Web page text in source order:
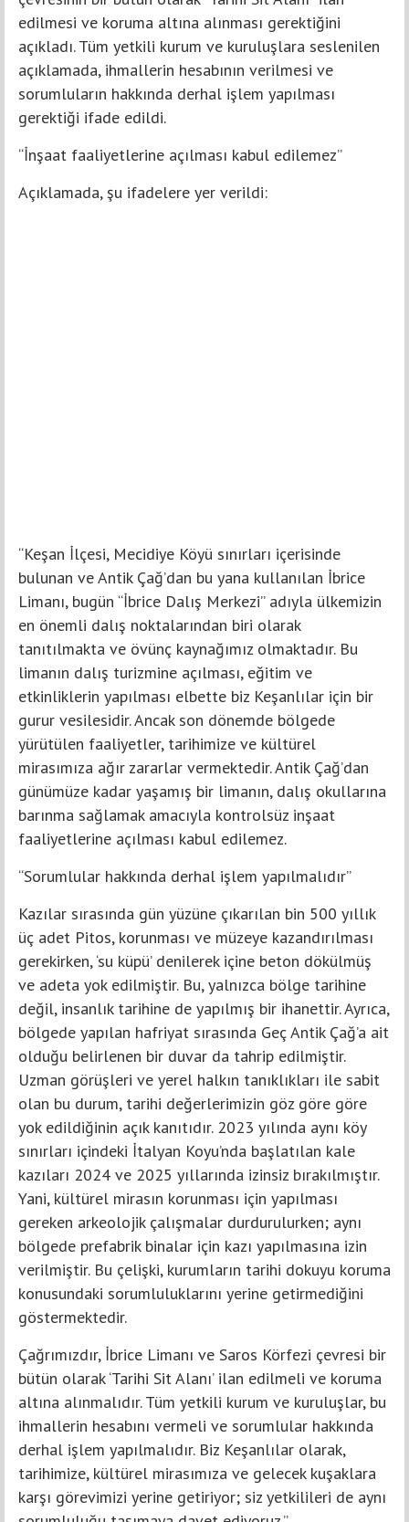
edilmesi ve koruma altına alınması gerektiğini
açıkladı. Tüm yetkili kurum ve kuruluşlara seslenilen
açıklamada, ihmallerin hesabının verilmesi ve
sorumluların hakkında derhal işlem yapılması
gerektiği ifade edildi.
“İnşaat faaliyetlerine açılması kabul edilemez”
Açıklamada, şu ifadelere yer verildi:
“Keşan İlçesi, Mecidiye Köyü sınırları içerisinde
bulunan ve Antik Çağ’dan bu yana kullanılan İbrice
Limanı, bugün “İbrice Dalış Merkezi” adıyla ülkemizin
en önemli dalış noktalarından biri olarak
tanıtılmakta ve övünç kaynağımız olmaktadır. Bu
limanın dalış turizmine açılması, eğitim ve
etkinliklerin yapılması elbette biz Keşanlılar için bir
gurur vesilesidir. Ancak son dönemde bölgede
yürütülen faaliyetler, tarihimize ve kültürel
mirasımıza ağır zararlar vermektedir. Antik Çağ’dan
günümüze kadar yaşamış bir limanın, dalış okullarına
barınma sağlamak amacıyla kontrolsüz inşaat
faaliyetlerine açılması kabul edilemez.
“Sorumlular hakkında derhal işlem yapılmalıdır”
Kazılar sırasında gün yüzüne çıkarılan bin 500 yıllık
üç adet Pitos, korunması ve müzeye kazandırılması
gerekirken, ‘su küpü’ denilerek içine beton dökülmüş
ve adeta yok edilmiştir. Bu, yalnızca bölge tarihine
değil, insanlık tarihine de yapılmış bir ihanettir. Ayrıca,
bölgede yapılan hafriyat sırasında Geç Antik Çağ’a ait
olduğu belirlenen bir duvar da tahrip edilmiştir.
Uzman görüşleri ve yerel halkın tanıklıkları ile sabit
olan bu durum, tarihi değerlerimizin göz göre göre
yok edildiğinin açık kanıtıdır. 2023 yılında aynı köy
sınırları içindeki İtalyan Koyu’nda başlatılan kale
kazıları 2024 ve 2025 yıllarında izinsiz bırakılmıştır.
Yani, kültürel mirasın korunması için yapılması
gereken arkeolojik çalışmalar durdurulurken; aynı
bölgede prefabrik binalar için kazı yapılmasına izin
verilmiştir. Bu çelişki, kurumların tarihi dokuyu koruma
konusundaki sorumluluklarını yerine getirmediğini
göstermektedir.
Çağrımızdır, İbrice Limanı ve Saros Körfezi çevresi bir
bütün olarak ‘Tarihi Sit Alanı’ ilan edilmeli ve koruma
altına alınmalıdır. Tüm yetkili kurum ve kuruluşlar, bu
ihmallerin hesabını vermeli ve sorumlular hakkında
derhal işlem yapılmalıdır. Biz Keşanlılar olarak,
tarihimize, kültürel mirasımıza ve gelecek kuşaklara
karşı görevimizi yerine getiriyor; siz yetkilileri de aynı